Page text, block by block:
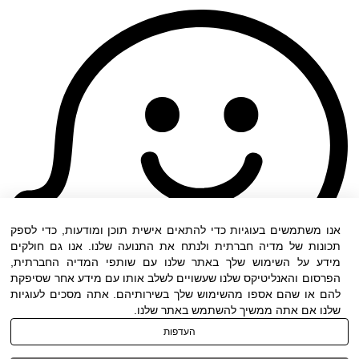
אנו משתמשים בעוגיות כדי להתאים אישית תוכן ומודעות, כדי לספק
תכונות של מדיה חברתית ולנתח את התנועה שלנו. אנו גם חולקים
מידע על השימוש שלך באתר שלנו עם שותפי המדיה החברתית,
הפרסום והאנליטיקס שלנו שעשויים לשלב אותו עם מידע אחר שסיפקת
להם או שהם אספו מהשימוש שלך בשירותיהם. אתה מסכים לעוגיות
שלנו אם אתה ממשיך להשתמש באתר שלנו.
העדפות